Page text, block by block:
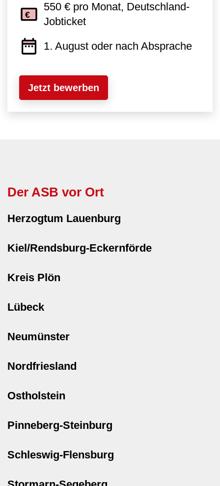
550 € pro Monat, Deutschland-
Jobticket
1. August oder nach Absprache
Jetzt bewerben
Der ASB vor Ort
Herzogtum Lauenburg
Kiel/Rendsburg-Eckernförde
Kreis Plön
Lübeck
Neumünster
Nordfriesland
Ostholstein
Pinneberg-Steinburg
Schleswig-Flensburg